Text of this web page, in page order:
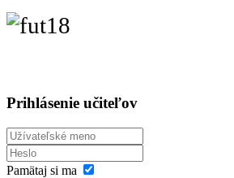
Prihlásenie učiteľov
Pamätaj si ma